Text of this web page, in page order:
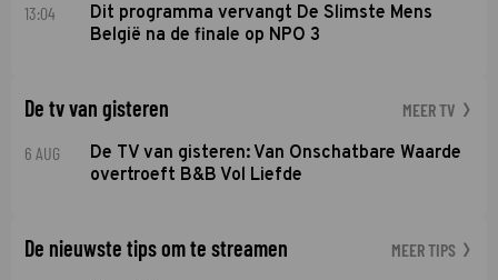
13:04
Dit programma vervangt De Slimste Mens
België na de finale op NPO 3
De tv van gisteren MEER TV
6 AUG
De TV van gisteren: Van Onschatbare Waarde
overtroeft B&B Vol Liefde
De nieuwste tips om te streamen MEER TIPS